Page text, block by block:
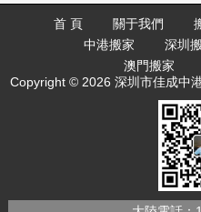
香港搬家到東莞
香港搬家到珠海
首 頁 關于我們
中港搬家
深圳
澳門搬家
Copyright © 2026 深圳市佳成中